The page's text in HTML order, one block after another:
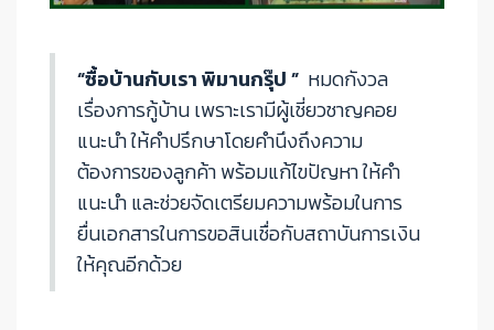
“ซื้อบ้านกับเรา พิมานกรุ๊ป ” หมดกังวล
เรื่องการกู้บ้าน เพราะเรามีผู้เชี่ยวชาญคอย
แนะนำ ให้คำปรึกษาโดยคำนึงถึงความ
ต้องการของลูกค้า พร้อมแก้ไขปัญหา ให้คำ
แนะนำ และช่วยจัดเตรียมความพร้อมในการ
ยื่นเอกสารในการขอสินเชื่อกับสถาบันการเงิน
ให้คุณอีกด้วย